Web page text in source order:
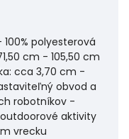
100% polyesterová
cm - 105,50 cm
cca 3,70 cm -
obvod a
robotníkov -
aktivity
vrecku